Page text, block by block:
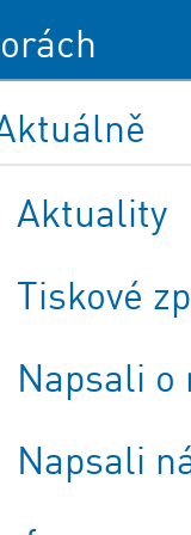
Aktuality
Tiskové
Napsali o
Napsali